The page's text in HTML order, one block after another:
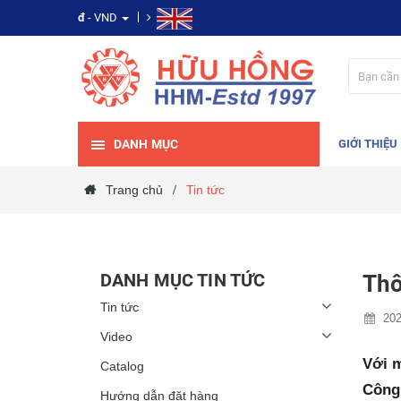
đ - VND
DANH MỤC GIỚI THIỆU
Trang chủ / Tin tức
Với
DANH MỤC TIN TỨC
Tin tức
Video
Catalog
Hướng dẫn đặt hàng